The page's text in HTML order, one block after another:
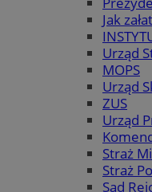
Jak
Urząd
MOPS
Urząd
ZUS
Urząd
Straż
Straż
Sąd